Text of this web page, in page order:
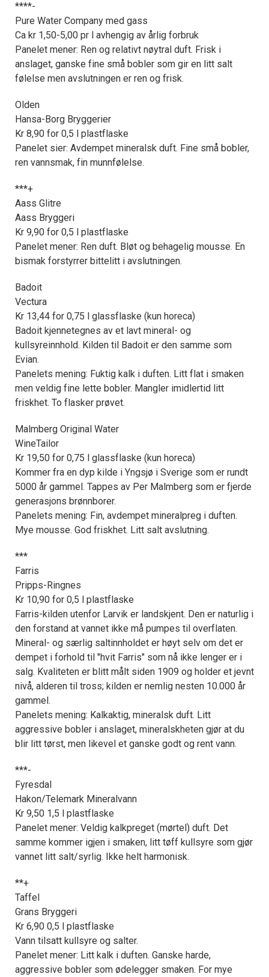
Få ukentlige nyhetsbrev fra
Apéritif
Vi tilbyr flere ukentlige nyhetsbrev. Du
****-
Pure Water Company med gass
Ca kr 1,50-5,00 pr l avhengig av årlig forbruk
Panelet mener: Ren og relativt nøytral duft. Frisk i
anslaget, ganske fine små bobler som gir en litt salt
følelse men avslutningen er ren og frisk.
Olden
Hansa-Borg Bryggerier
Kr 8,90 for 0,5 l plastflaske
Panelet sier: Avdempet mineralsk duft. Fine små bobler,
ren vannsmak, fin munnfølelse.
***+
Aass Glitre
Aass Bryggeri
Kr 9,90 for 0,5 l plastflaske
Panelet mener: Ren duft. Bløt og behagelig mousse. En
bismak forstyrrer bittelitt i avslutningen.
Badoit
Vectura
Kr 13,44 for 0,75 l glassflaske (kun horeca)
Badoit kjennetegnes av et lavt mineral- og
kullsyreinnhold. Kilden til Badoit er den samme som
Evian.
Panelets mening: Fuktig kalk i duften. Litt flat i smaken
men veldig fine lette bobler. Mangler imidlertid litt
friskhet. To flasker prøvet.
Malmberg Original Water
WineTailor
Kr 19,50 for 0,75 l glassflaske (kun horeca)
Kommer fra en dyp kilde i Yngsjø i Sverige som er rundt
5000 år gammel. Tappes av Per Malmberg som er fjerde
generasjons brønnborer.
Panelets mening: Fin, avdempet mineralpreg i duften.
Mye mousse. God friskhet. Litt salt avslutning.
***
Farris
Pripps-Ringnes
Kr 10,90 for 0,5 l plastflaske
Farris-kilden utenfor Larvik er landskjent. Den er naturlig i
den forstand at vannet ikke må pumpes til overflaten.
Mineral- og særlig saltinnholdet er høyt selv om det er
dempet i forhold til "hvit Farris" som nå ikke lenger er i
salg. Kvaliteten er blitt målt siden 1909 og holder et jevnt
nivå, alderen til tross; kilden er nemlig nesten 10.000 år
gammel.
Panelets mening: Kalkaktig, mineralsk duft. Litt
aggressive bobler i anslaget, mineralskheten gjør at du
blir litt tørst, men likevel et ganske godt og rent vann.
***-
Fyresdal
Hakon/Telemark Mineralvann
Kr 9,50 1,5 l plastflaske
Panelet mener: Veldig kalkpreget (mørtel) duft. Det
samme kommer igjen i smaken, litt tøff kullsyre som gjør
vannet litt salt/syrlig. Ikke helt harmonisk.
**+
Taffel
Grans Bryggeri
Kr 6,90 0,5 l plastflaske
Vann tilsatt kullsyre og salter.
Panelet mener: Litt kalk i duften. Ganske harde,
aggressive bobler som ødelegger smaken. For mye